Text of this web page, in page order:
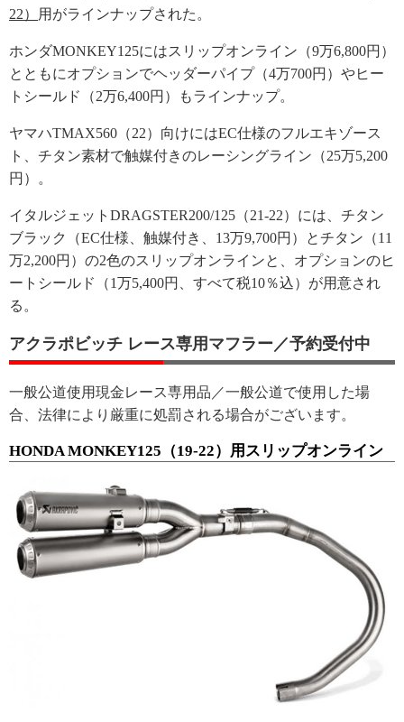
22）
用がラインナップされた。
ホンダMONKEY125にはスリップオンライン（9万6,800円）
とともにオプションでヘッダーパイプ（4万700円）やヒー
トシールド（2万6,400円）もラインナップ。
ヤマハTMAX560（22）向けにはEC仕様のフルエキゾース
ト、チタン素材で触媒付きのレーシングライン（25万5,200
円）。
イタルジェットDRAGSTER200/125（21-22）には、チタン
ブラック（EC仕様、触媒付き、13万9,700円）とチタン（11
万2,200円）の2色のスリップオンラインと、オプションのヒ
ートシールド（1万5,400円、すべて税10％込）が用意され
る。
アクラポビッチ レース専用マフラー／予約受付中
一般公道使用現金レース専用品／一般公道で使用した場
合、法律により厳重に処罰される場合がございます。
HONDA MONKEY125（19-22）用スリップオンライン